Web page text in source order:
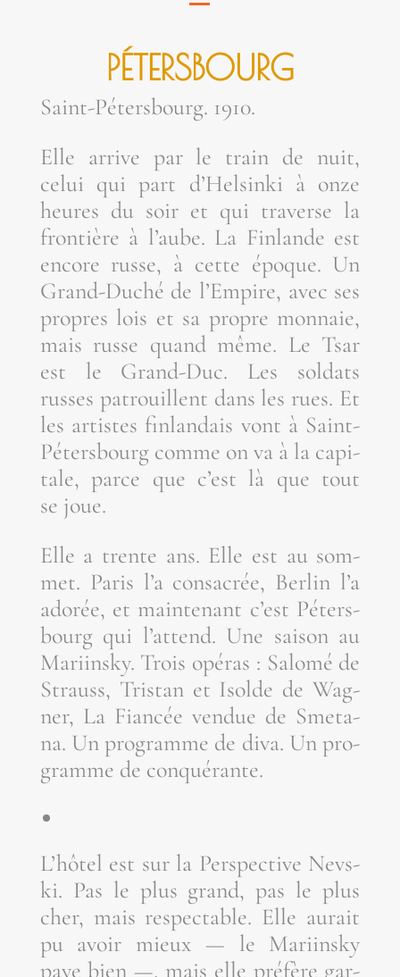
PÉTERS­BOURG
Saint-Péters­bourg. 1910.
Elle arrive par le train de nuit,
celui qui part d’Helsinki à onze
heures du soir et qui tra­verse la
fron­tière à l’aube. La Fin­lande est
encore russe, à cette époque. Un
Grand-Duché de l’Empire, avec ses
propres lois et sa propre mon­naie,
mais russe quand même. Le Tsar
est le Grand-Duc. Les sol­dats
russes patrouillent dans les rues. Et
les artistes fin­lan­dais vont à Saint-
Péters­bourg comme on va à la capi­
tale, parce que c’est là que tout
se joue.
Elle a trente ans. Elle est au som­
met. Paris l’a consa­crée, Ber­lin l’a
ado­rée, et main­te­nant c’est Péters­
bourg qui l’attend. Une sai­son au
Mariins­ky. Trois opé­ras : Salo­mé de
Strauss, Tris­tan et Isolde de Wag­
ner, La Fian­cée ven­due de Sme­ta­
na. Un pro­gramme de diva. Un pro­
gramme de conquérante.
L’hôtel est sur la Pers­pec­tive Nevs­
ki. Pas le plus grand, pas le plus
cher, mais res­pec­table. Elle aurait
pu avoir mieux — le Mariins­ky
paye bien —, mais elle pré­fère gar­